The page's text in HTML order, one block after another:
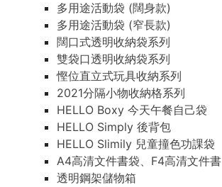
多用途活動袋 (闊身款)
多用途活動袋 (窄長款)
闊口式透明收納袋系列
雙袋口透明收納袋系列
慳位直立式玩具收納系列
2021分隔小物收納格系列
HELLO Boxy 今天午餐自己袋
HELLO Simply 後背包
HELLO Slimily 兒童撞色功課袋
A4高清文件書袋、F4高清文件書
透明鋼架儲物箱